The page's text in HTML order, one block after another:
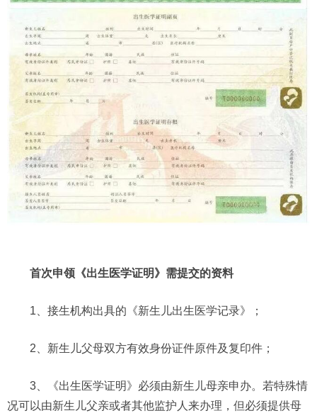
首次申领《出生医学证明》需提交的资料
1、接生机构出具的《新生儿出生医学记录》；
2、新生儿父母双方有效身份证件原件及复印件；
3、《出生医学证明》必须由新生儿母亲申办。若特殊情
况可以由新生儿父亲或者其他监护人来办理，但必须提供母